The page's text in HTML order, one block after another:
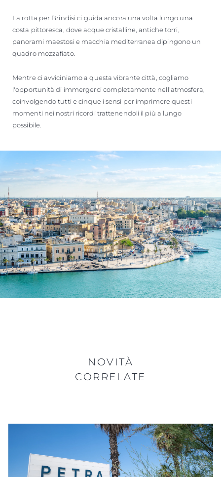
La rotta per Brindisi ci guida ancora una volta lungo una
costa pittoresca, dove acque cristalline, antiche torri,
panorami maestosi e macchia mediterranea dipingono un
quadro mozzafiato.
Mentre ci avviciniamo a questa vibrante città, cogliamo
l'opportunità di immergerci completamente nell'atmosfera,
coinvolgendo tutti e cinque i sensi per imprimere questi
momenti nei nostri ricordi trattenendoli il più a lungo
possibile.
NOVITÀ
CORRELATE